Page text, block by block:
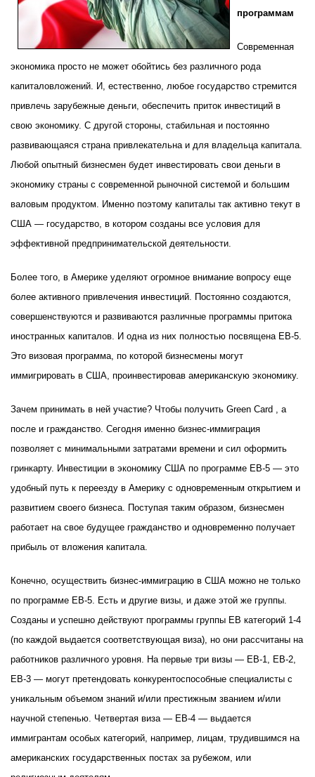
программам
Современная
экономика просто не может обойтись без различного рода
капиталовложений. И, естественно, любое государство стремится
привлечь зарубежные деньги, обеспечить приток инвестиций в
свою экономику. С другой стороны, стабильная и постоянно
развивающаяся страна привлекательна и для владельца капитала.
Любой опытный бизнесмен будет инвестировать свои деньги в
экономику страны с современной рыночной системой и большим
валовым продуктом. Именно поэтому капиталы так активно текут в
США — государство, в котором созданы все условия для
эффективной предпринимательской деятельности.
Более того, в Америке уделяют огромное внимание вопросу еще
более активного привлечения инвестиций. Постоянно создаются,
совершенствуются и развиваются различные программы притока
иностранных капиталов. И одна из них полностью посвящена EB-5.
Это визовая программа, по которой бизнесмены могут
иммигрировать в США, проинвестировав американскую экономику.
Зачем принимать в ней участие? Чтобы получить Green Card , а
после и гражданство. Сегодня именно бизнес-иммиграция
позволяет с минимальными затратами времени и сил оформить
гринкарту. Инвестиции в экономику США по программе EB-5 — это
удобный путь к переезду в Америку с одновременным открытием и
развитием своего бизнеса. Поступая таким образом, бизнесмен
работает на свое будущее гражданство и одновременно получает
прибыль от вложения капитала.
Конечно, осуществить бизнес-иммиграцию в США можно не только
по программе EB-5. Есть и другие визы, и даже этой же группы.
Созданы и успешно действуют программы группы EB категорий 1-4
(по каждой выдается соответствующая виза), но они рассчитаны на
работников различного уровня. На первые три визы — EB-1, EB-2,
EB-3 — могут претендовать конкурентоспособные специалисты с
уникальным объемом знаний и/или престижным званием и/или
научной степенью. Четвертая виза — EB-4 — выдается
иммигрантам особых категорий, например, лицам, трудившимся на
американских государственных постах за рубежом, или